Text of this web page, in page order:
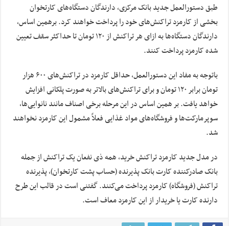
طبق دستورالعمل جدید بانک مرکزی، دارندگان دستگاه‌های کارتخوان
بخشی از کارمزد تراکنش‌های خود را پرداخت خواهند کرد. برهمین اساس،
دارندگان دستگاه‌ها به ازای هر تراکنش از ۱۲۰ تومان تا حداکثر سقف تعیین
شده کارمزد پرداخت کنند.
باتوجه به مفاد این دستورالعمل، حداقل کارمزد در تراکنش‌های ۶۰۰ هزار
تومان برابر ۱۲۰ تومان و برای تراکنش‌های بالاتر به صورت پلکانی افزایش
خواهد یافت. بر همین اساس در این مرحله برخی اصناف مانند نانوایی‌ها،
سوپرمارکت‌ها و فروشگاه‌های مواد غذایی فعلاً مشمول این کارمزد نخواهند
شد.
در مدل جدید کارمزد تراکنش خرید، همه ذی نفعان یک تراکنش از جمله
بانک صادرکننده کارت بانک پذیرنده (حساب پشت کارتخوان)، پذیرنده
تراکنش (فروشگاه) کارمزد پرداخت می‌کنند. گفتنی است در قالب این طرح
دارنده کارت یا خریدار از این کارمزد معاف است.